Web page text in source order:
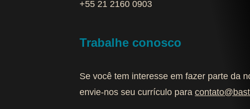
+55 21 2160 0903‬
Trabalhe conosco
Se você tem interesse em fazer parte da
envie-nos seu currículo para